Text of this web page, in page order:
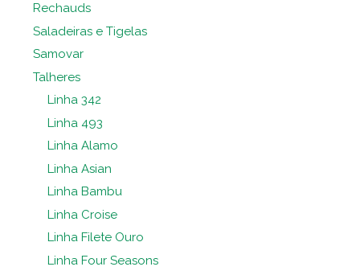
Rechauds
Saladeiras e Tigelas
Samovar
Talheres
Linha 342
Linha 493
Linha Alamo
Linha Asian
Linha Bambu
Linha Croise
Linha Filete Ouro
Linha Four Seasons